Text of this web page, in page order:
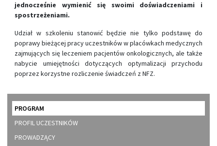
jednocześnie wymienić się swoimi doświadczeniami i
spostrzeżeniami.
Udział w szkoleniu stanowić będzie nie tylko podstawę do
poprawy bieżącej pracy uczestników w placówkach medycznych
zajmujących się leczeniem pacjentów onkologicznych, ale także
nabycie umiejętności dotyczących optymalizacji przychodu
poprzez korzystne rozliczenie świadczeń z NFZ.
PROGRAM
PROFIL UCZESTNIKÓW
PROWADZĄCY